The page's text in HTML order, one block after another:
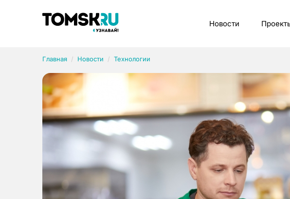
Новости
Главная Новости Технологии
Рубрики